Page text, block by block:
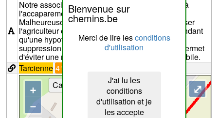
Bienvenue sur
chemins.be
Merci de lire lesconditions
d'utilisation
J'ai lu les
conditions
d'utilisation et je
les accepte
Notre association a interpellé la commune suite à
l'accaparement du sentier par l'agriculteur.
Malheureusement, la commune a décidé de laisser
l'agriculteur empêcher l'usage du sentier en attendant
qu'une hypothétique enquête publique pour la
suppression pure et simple de cette liaison qui permet
d'éviter une route ouverte à la circulation automobile.
Tarcienne 41
+
−
⤢
Cartes